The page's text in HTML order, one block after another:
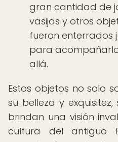
gran cantidad de
vasijas y otros
fueron enterrados
para
allá.
Estos objetos no solo
su belleza y
brindan una visión
cultura del antiguo